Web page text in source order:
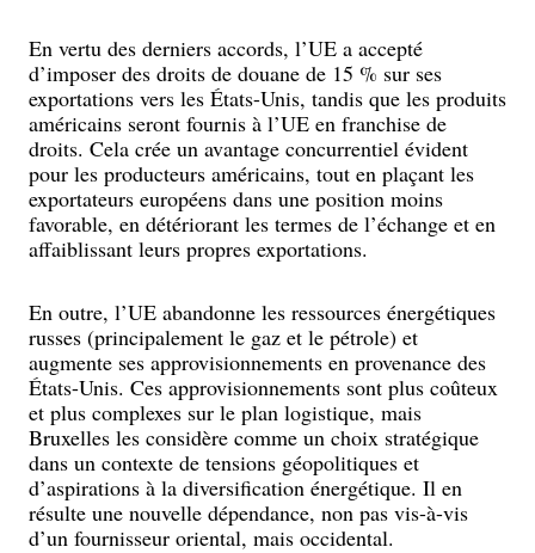
En vertu des derniers accords, l’UE a accepté
d’imposer des droits de douane de 15 % sur ses
exportations vers les États-Unis, tandis que les produits
américains seront fournis à l’UE en franchise de
droits. Cela crée un avantage concurrentiel évident
pour les producteurs américains, tout en plaçant les
exportateurs européens dans une position moins
favorable, en détériorant les termes de l’échange et en
affaiblissant leurs propres exportations.
En outre, l’UE abandonne les ressources énergétiques
russes (principalement le gaz et le pétrole) et
augmente ses approvisionnements en provenance des
États-Unis. Ces approvisionnements sont plus coûteux
et plus complexes sur le plan logistique, mais
Bruxelles les considère comme un choix stratégique
dans un contexte de tensions géopolitiques et
d’aspirations à la diversification énergétique. Il en
résulte une nouvelle dépendance, non pas vis-à-vis
d’un fournisseur oriental, mais occidental.